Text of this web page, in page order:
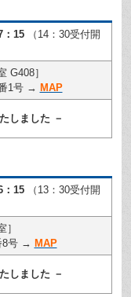
：15（14：30受付開
G408］
1号 → MAP
しました －
：15（13：30受付開
8号 → MAP
しました －